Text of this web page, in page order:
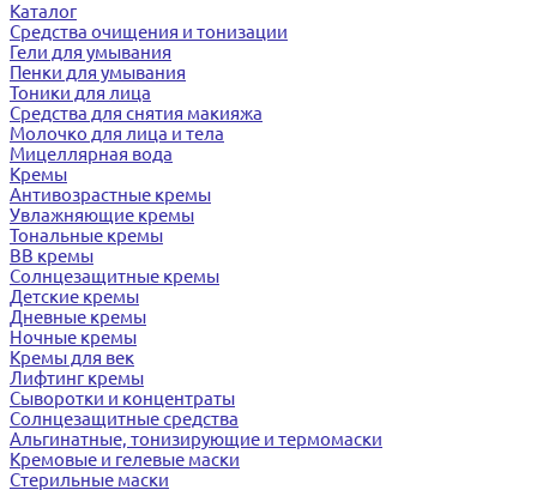
Каталог
Средства очищения и тонизации
Гели для умывания
Пенки для умывания
Тоники для лица
Средства для снятия макияжа
Молочко для лица и тела
Мицеллярная вода
Кремы
Антивозрастные кремы
Увлажняющие кремы
Тональные кремы
BB кремы
Солнцезащитные кремы
Детские кремы
Дневные кремы
Ночные кремы
Кремы для век
Лифтинг кремы
Сыворотки и концентраты
Солнцезащитные средства
Альгинатные, тонизирующие и термомаски
Кремовые и гелевые маски
Стерильные маски